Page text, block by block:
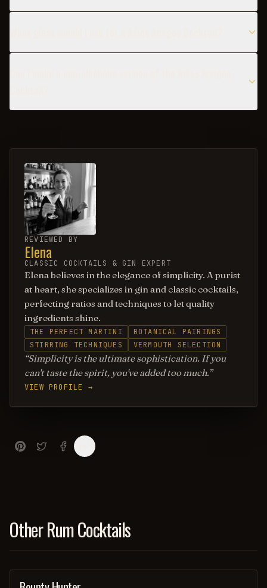
REVIEWED BY
Elena
CLASSIC COCKTAILS & GIN EXPERT
Elena believes in the elegance of simplicity. A purist
at heart, she specializes in gin and classic cocktails,
perfecting ratios and techniques to let quality
ingredients shine.
THE PERFECT MARTINI
BOTANICAL PAIRINGS
STIRRING TECHNIQUES
VERMOUTH SELECTION
Simplicity is the ultimate sophistication. If you
can't taste the spirit, you've added too much.
VIEW PROFILE →
Other Rum Cocktails
COCKTAIL